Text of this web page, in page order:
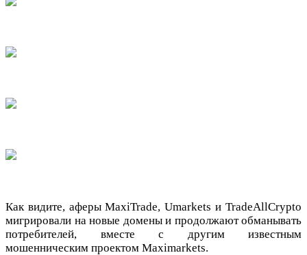
Как видите, аферы MaxiTrade, Umarkets и TradeAllCrypto
мигрировали на новые домены и продолжают обманывать
потребителей, вместе с другим известным
мошенническим проектом Maximarkets.